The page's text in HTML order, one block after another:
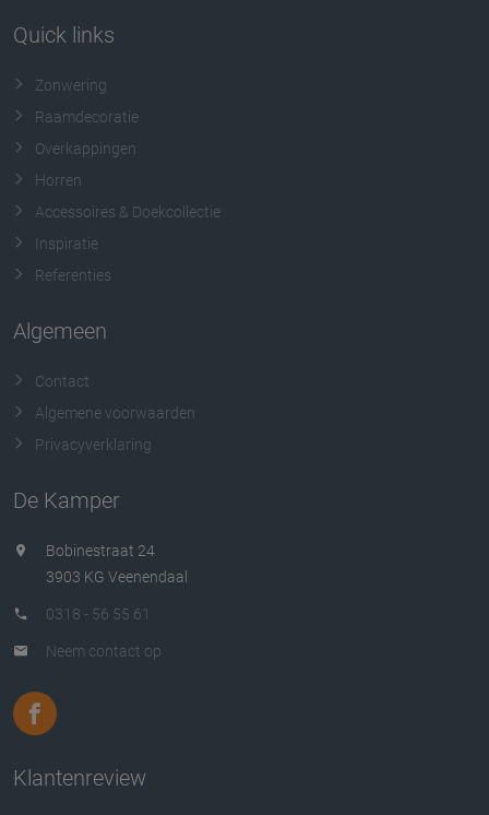
Quick links
Zonwering
Raamdecoratie
Overkappingen
Horren
Accessoires & Doekcollectie
Inspiratie
Referenties
Algemeen
Contact
Algemene voorwaarden
Privacyverklaring
De Kamper
Bobinestraat 24
3903 KG Veenendaal
0318 - 56 55 61
Neem contact op
Klantenreview